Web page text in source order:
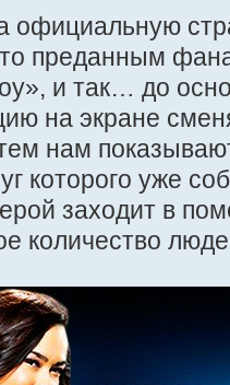
официальную
преданным
и так… до
на экране
нам
которого уже
заходит в
количество